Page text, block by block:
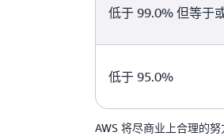
低于 99.0% 但等于
低于 95.0%
AWS 将尽商业上合理的